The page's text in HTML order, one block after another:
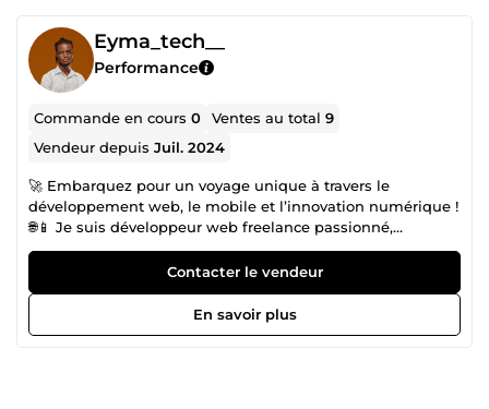
Eyma_tech__
Performance
Commande en cours0 Ventes au total9
Vendeur depuisJuil. 2024
🚀 Embarquez pour un voyage unique à travers le
développement web, le mobile et l’innovation numérique !
🌐📱 Je suis développeur web freelance passionné,
spécialisé dans la création de solutions sur mesure et
d’applications innovantes, avec plusieurs années
d’expérience au service de projets individuels et
d’entreprises. 💻 Mes compétences couvrent un large
éventail de technologies : ✅ WordPress (création de sites
Contacter le vendeur
En savoir plus